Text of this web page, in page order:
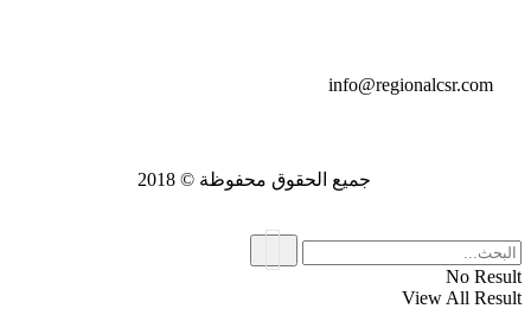
جميع الحقوق محفوظة © 2018
No Result
View All Result